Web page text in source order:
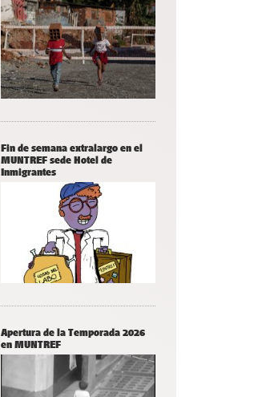
Fin de semana extralargo en el
MUNTREF sede Hotel de
Inmigrantes
Apertura de la Temporada 2026
en MUNTREF